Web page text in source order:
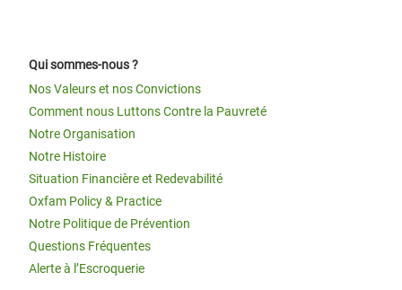
Qui sommes-nous ?
Nos Valeurs et nos Convictions
Comment nous Luttons Contre la Pauvreté
Notre Organisation
Notre Histoire
Situation Financière et Redevabilité
Oxfam Policy & Practice
Notre Politique de Prévention
Questions Fréquentes
Alerte à l’Escroquerie